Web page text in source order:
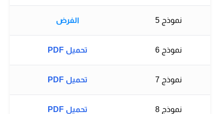
نموذج 5 الفرض
نموذج 6 تحميل PDF
نموذج 7 تحميل PDF
نموذج 8 تحميل PDF